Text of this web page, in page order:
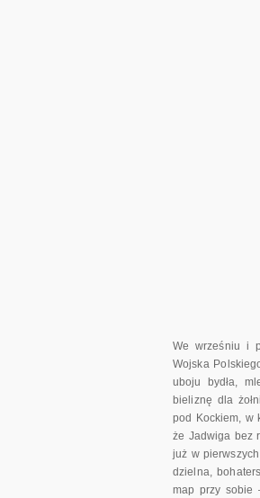
We wrześniu i
Wojska
uboju bydła,
bieliznę dla
pod Kockiem, w
że Jadwiga bez
już w
dzielna,
map przy sobie